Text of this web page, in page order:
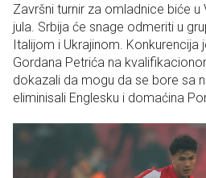
Završni turnir za omladnice biće u
jula. Srbija će snage odmeriti u
Italijom i Ukrajinom. Konkurencija
Gordana Petrića na
dokazali da mogu da se bore sa
eliminisali Englesku i domaćina